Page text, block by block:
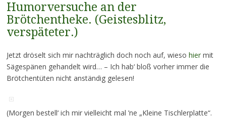
Humorversuche an der
Brötchentheke. (Geistesblitz,
verspäteter.)
Jetzt dröselt sich mir nachträglich doch noch auf, wieso hiermit
Sägespänen gehandelt wird… – Ich hab‘ bloß vorher immer die
Brötchentüten nicht anständig gelesen!
(Morgen bestell‘ ich mir vielleicht mal ’ne „Kleine Tischlerplatte“.